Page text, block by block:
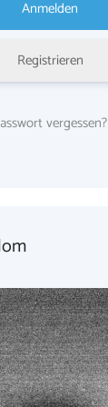
Registrieren
vergessen?